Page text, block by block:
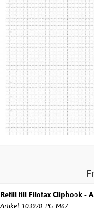
Refill till Filofax Clipbook -
Artikel: 103970. PG: M67